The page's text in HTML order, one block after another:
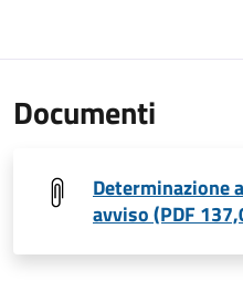
Documenti
Determinazione
avviso (PDF